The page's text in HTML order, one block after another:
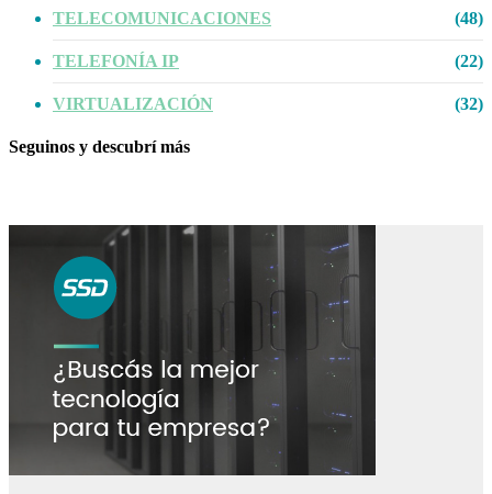
TELECOMUNICACIONES (48)
TELEFONÍA IP (22)
VIRTUALIZACIÓN (32)
Seguinos y descubrí más